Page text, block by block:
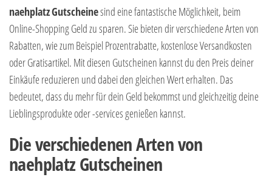
naehplatzGutscheinesind eine fantastische Möglichkeit, beim
Online-Shopping Geld zu sparen. Sie bieten dir verschiedene Arten von
Rabatten, wie zum Beispiel Prozentrabatte, kostenlose Versandkosten
oder Gratisartikel. Mit diesen Gutscheinen kannst du den Preis deiner
Einkäufe reduzieren und dabei den gleichen Wert erhalten. Das
bedeutet, dass du mehr für dein Geld bekommst und gleichzeitig deine
Lieblingsprodukte oder -services genießen kannst.
Die verschiedenen Arten von
naehplatz Gutscheinen